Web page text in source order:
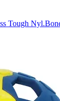
Tough